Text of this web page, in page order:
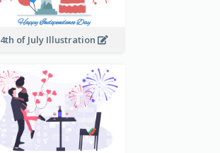
4th of July Illustration